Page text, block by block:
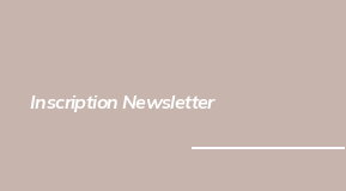
Inscription Newsletter